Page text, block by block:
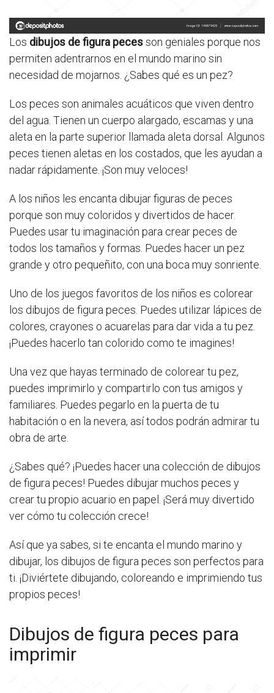
Los dibujos de figura pecesson geniales porque nos
permiten adentrarnos en el mundo marino sin
necesidad de mojarnos. ¿Sabes qué es un pez?
Los peces son animales acuáticos que viven dentro
del agua. Tienen un cuerpo alargado, escamas y una
aleta en la parte superior llamada aleta dorsal. Algunos
peces tienen aletas en los costados, que les ayudan a
nadar rápidamente. ¡Son muy veloces!
A los niños les encanta dibujar figuras de peces
porque son muy coloridos y divertidos de hacer.
Puedes usar tu imaginación para crear peces de
todos los tamaños y formas. Puedes hacer un pez
grande y otro pequeñito, con una boca muy sonriente.
Uno de los juegos favoritos de los niños es colorear
los dibujos de figura peces. Puedes utilizar lápices de
colores, crayones o acuarelas para dar vida a tu pez.
¡Puedes hacerlo tan colorido como te imagines!
Una vez que hayas terminado de colorear tu pez,
puedes imprimirlo y compartirlo con tus amigos y
familiares. Puedes pegarlo en la puerta de tu
habitación o en la nevera, así todos podrán admirar tu
obra de arte.
¿Sabes qué? ¡Puedes hacer una colección de dibujos
de figura peces! Puedes dibujar muchos peces y
crear tu propio acuario en papel. ¡Será muy divertido
ver cómo tu colección crece!
Así que ya sabes, si te encanta el mundo marino y
dibujar, los dibujos de figura peces son perfectos para
ti. ¡Diviértete dibujando, coloreando e imprimiendo tus
propios peces!
Dibujos de figura peces para
imprimir